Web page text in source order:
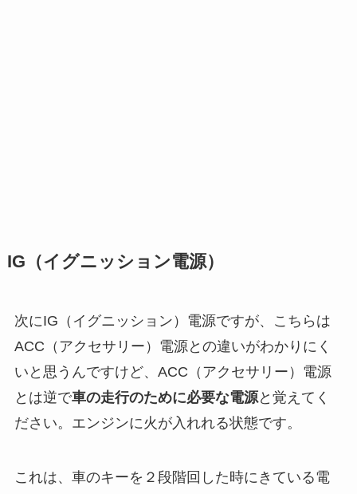
IG（イグニッション電源）
次にIG（イグニッション）電源ですが、こちらは
ACC（アクセサリー）電源との違いがわかりにく
いと思うんですけど、ACC（アクセサリー）電源
とは逆で車の走行のために必要な電源と覚えてく
ださい。エンジンに火が入れれる状態です。
これは、車のキーを２段階回した時にきている電